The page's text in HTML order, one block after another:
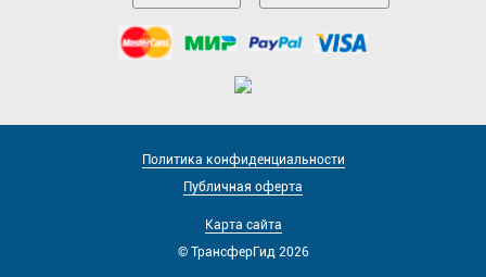
Политика конфиденциальности
Публичная оферта
Карта сайта
© ТрансферГид 2026